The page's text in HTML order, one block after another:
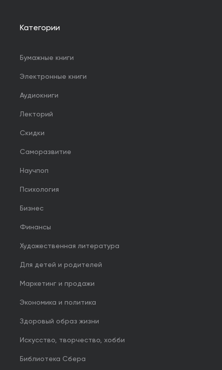
Категории
Бумажные книги
Электронные книги
Аудиокниги
Лекторий
Скидки
Саморазвитие
Научпоп
Психология
Бизнес
Финансы
Художественная литература
Для детей и родителей
Маркетинг и продажи
Экономика и политика
Здоровый образ жизни
Искусство, творчество, хобби
Библиотека Сбера